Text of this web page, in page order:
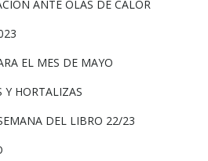
ANTE OLAS DE CALOR
EL MES DE MAYO
Y HORTALIZAS
DEL LIBRO 22/23